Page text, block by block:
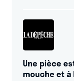
Une pièce
mouche et